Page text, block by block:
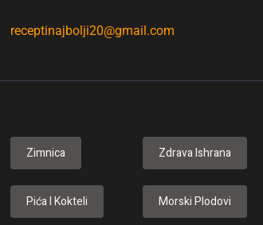
receptinajbolji20@gmail.com
Zimnica Zdrava Ishrana
Pića I Kokteli Morski Plodovi